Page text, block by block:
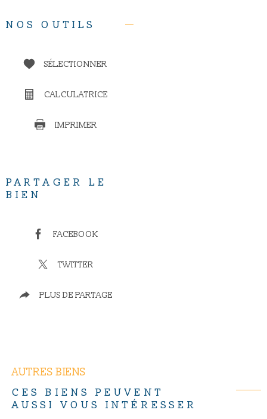
NOS OUTILS
SÉLECTIONNER
CALCULATRICE
IMPRIMER
PARTAGER LE
BIEN
FACEBOOK
TWITTER
PLUS DE PARTAGE
AUTRES BIENS
CES BIENS PEUVENT
AUSSI VOUS INTÉRESSER